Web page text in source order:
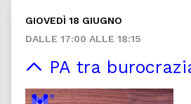
GIOVEDÌ 18 GIUGNO
DALLE 17:00 ALLE 18:15
PA tra